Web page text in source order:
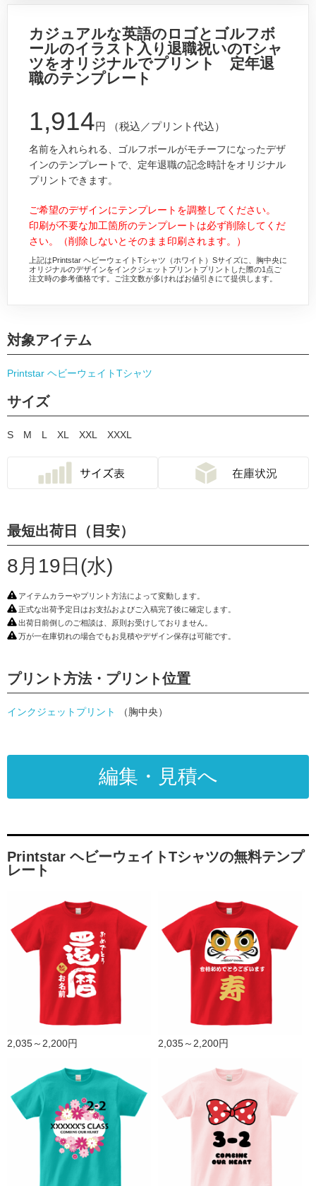
カジュアルな英語のロゴとゴルフボ
ールのイラスト入り退職祝いのTシャ
ツをオリジナルでプリント 定年退
職のテンプレート
1,914円 （税込／プリント代込）
名前を入れられる、ゴルフボールがモチーフになったデザ
インのテンプレートで、定年退職の記念時計をオリジナル
プリントできます。
ご希望のデザインにテンプレートを調整してください。
印刷が不要な加工箇所のテンプレートは必ず削除してくだ
さい。（削除しないとそのまま印刷されます。）
上記はPrintstar ヘビーウェイトTシャツ（ホワイト）Sサイズに、胸中央に
オリジナルのデザインをインクジェットプリントプリントした際の1点ご
注文時の参考価格です。ご注文数が多ければお値引きにて提供します。
対象アイテム
Printstar ヘビーウェイトTシャツ
サイズ
S M L XL XXL XXXL
最短出荷日（目安）
8月19日(水)
アイテムカラーやプリント方法によって変動します。
正式な出荷予定日はお支払およびご入稿完了後に確定します。
出荷日前倒しのご相談は、原則お受けしておりません。
万が一在庫切れの場合でもお見積やデザイン保存は可能です。
プリント方法・プリント位置
インクジェットプリント （胸中央）
編集・見積へ
Printstar ヘビーウェイトTシャツの無料テンプ
レート
2,035～2,200円 2,035～2,200円